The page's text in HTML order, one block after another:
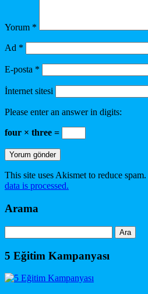
Yorum *
Ad *
E-posta *
İnternet sitesi
Please enter an answer in digits:
four × three =
This site uses Akismet to reduce spam.
data is processed.
Arama
5 Eğitim Kampanyası